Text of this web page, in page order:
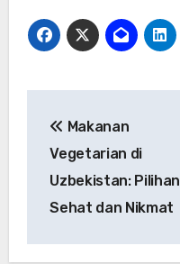
pos
Makanan
Vegetarian di
Uzbekistan: Pilihan
Sehat dan Nikmat